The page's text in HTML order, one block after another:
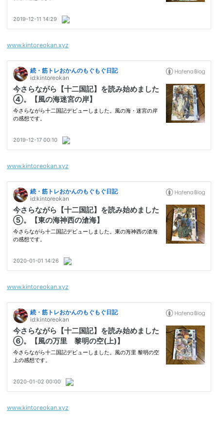
www.kintoreokan.xyz
www.kintoreokan.xyz
www.kintoreokan.xyz
www.kintoreokan.xyz